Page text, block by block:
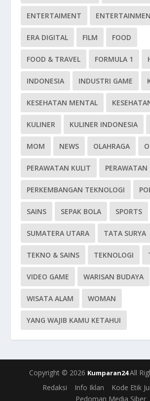
ENTERTAIMENT
ERA DIGITAL FILM FOOD
FOOD & TRAVEL FORMULA 1
INDONESIA INDUSTRI GAME
KESEHATAN MENTAL
KULINER KULINER INDONESIA
MOM NEWS OLAHRAGA
PERAWATAN KULIT
PERKEMBANGAN TEKNOLOGI
SAINS SEPAK BOLA SPORTS
SUMATERA UTARA TATA SURYA
TEKNO & SAINS TEKNOLOGI
VIDEO GAME WARISAN BUDAYA
WISATA ALAM WOMAN
YANG WAJIB KAMU KETAHUI
Copyright © 2026 Kumparan24All
Redaksi
Info Iklan
Kode Etik
Pedoman Media Siber